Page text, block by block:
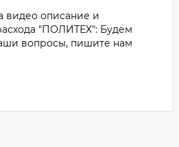
видео описание и
"ПОЛИТЕХ": Будем
вопросы, пишите нам